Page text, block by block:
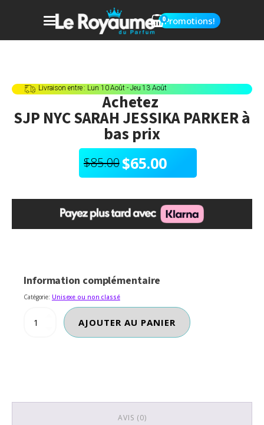
0Promotions!
Livraison entre : Lun 10 Août - Jeu 13 Août
Achetez
SJP NYC SARAH JESSIKA PARKERà
bas prix
$85.00
Le
prix
initial
$65.00
Le
prix
actuel
Information complémentaire
Catégorie: Unisexe ou non classé
AJOUTER AU PANIER
AVIS (0)